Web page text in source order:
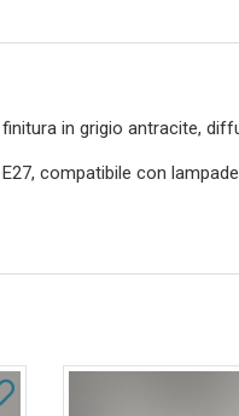
in grigio antracite,
compatibile con